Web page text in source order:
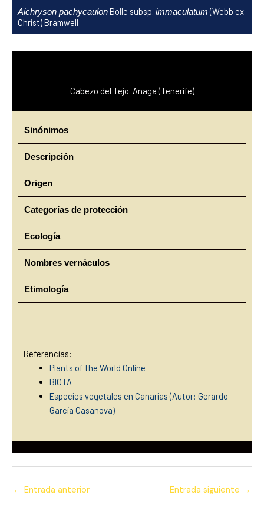
contenido
Aichryson pachycaulonBolle subsp. immaculatum (Webb ex
Christ) Bramwell
Cabezo del Tejo. Anaga (Tenerife)
Sinónimos
Descripción
Origen
Categorías de protección
Ecología
Nombres vernáculos
Etimología
Referencias:
Plants of the World Online
BIOTA
Especies vegetales en Canarias (Autor: Gerardo
García Casanova)
← Entrada anterior Entrada siguiente →